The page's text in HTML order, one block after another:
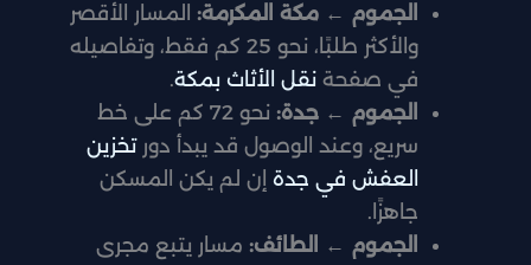
الجموم ← مكة المكرمة:المسار الأقصر
والأكثر طلبًا، نحو 25 كم فقط، وتفاصيله
في صفحةنقل الأثاث بمكة.
الجموم ← جدة:
نحو 72 كم على خط
سريع، وعند الوصول قد يبدأ دورتخزين
العفش في جدةإن لم يكن المسكن
جاهزًا.
الجموم ← الطائف:مسار يتبع مجرى